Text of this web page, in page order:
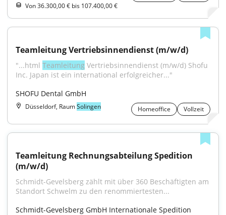
Von 36.300,00 € bis 107.400,00 €
Teamleitung Vertriebsinnendienst (m/w/d)
"...html Teamleitung Vertriebsinnendienst (m/w/d) Shofu
Inc. Japan ist ein international erfolgreicher..."
SHOFU Dental GmbH
Düsseldorf, RaumSolingen Homeoffice Vollzeit
Teamleitung Rechnungsabteilung Spedition
(m/w/d)
Schmidt-Gevelsberg zählt mit über 360 Beschäftigten am
Standort Schwelm zu den renommiertesten...
Schmidt-Gevelsberg GmbH Internationale Spedition